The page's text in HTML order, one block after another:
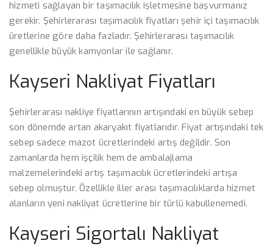
hizmeti sağlayan bir taşımacılık işletmesine başvurmanız
gerekir. Şehirlerarası taşımacılık fiyatları şehir içi taşımacılık
üretlerine göre daha fazladır. Şehirlerarası taşımacılık
genellikle büyük kamyonlar ile sağlanır.
Kayseri Nakliyat Fiyatları
Şehirlerarası nakliye fiyatlarının artışındaki en büyük sebep
son dönemde artan akaryakıt fiyatlarıdır. Fiyat artışındaki tek
sebep sadece mazot ücretlerindeki artış değildir. Son
zamanlarda hem işçilik hem de ambalajlama
malzemelerindeki artış taşımacılık ücretlerindeki artışa
sebep olmuştur. Özellikle iller arası taşımacılıklarda hizmet
alanların yeni nakliyat ücretlerine bir türlü kabullenemedi.
Kayseri Sigortalı Nakliyat